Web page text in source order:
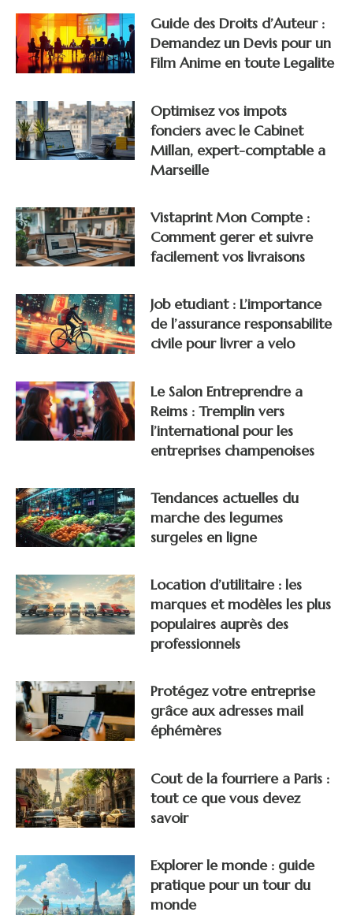
Guide des Droits d’Auteur :
Demandez un Devis pour un
Film Anime en toute Legalite
Optimisez vos impots
fonciers avec le Cabinet
Millan, expert-comptable a
Marseille
Vistaprint Mon Compte :
Comment gerer et suivre
facilement vos livraisons
Job etudiant : L’importance
de l’assurance responsabilite
civile pour livrer a velo
Le Salon Entreprendre a
Reims : Tremplin vers
l’international pour les
entreprises champenoises
Tendances actuelles du
marche des legumes
surgeles en ligne
Location d’utilitaire : les
marques et modèles les plus
populaires auprès des
professionnels
Protégez votre entreprise
grâce aux adresses mail
éphémères
Cout de la fourriere a Paris :
tout ce que vous devez
savoir
Explorer le monde : guide
pratique pour un tour du
monde